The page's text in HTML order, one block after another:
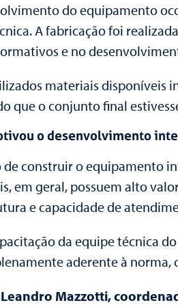
do equipamento
A fabricação foi
e no
materiais disponíveis
que o conjunto final
o desenvolvimento
de construir o equipamento
em geral, possuem alto
e capacidade de
da equipe técnica
aderente à
Leandro Mazzotti,